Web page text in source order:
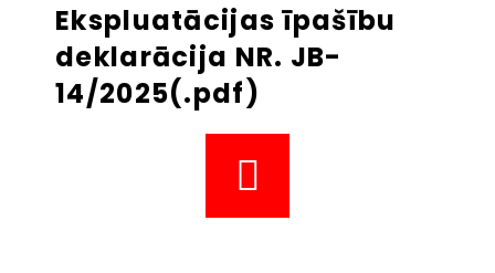
Ekspluatācijas īpašību
deklarācija NR. JB-
14/2025(.pdf)